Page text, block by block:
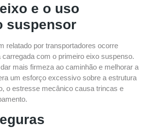
e o uso
suspensor
relatado por transportadores ocorre
com o primeiro eixo suspenso.
mais firmeza ao caminhão e melhorar a
um esforço excessivo sobre a estrutura
o estresse mecânico causa trincas e